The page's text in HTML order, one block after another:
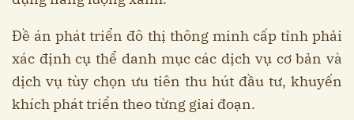
Đề án phát triển đô thị thông minh cấp tỉnh phải
xác định cụ thể danh mục các dịch vụ cơ bản và
dịch vụ tùy chọn ưu tiên thu hút đầu tư, khuyến
khích phát triển theo từng giai đoạn.